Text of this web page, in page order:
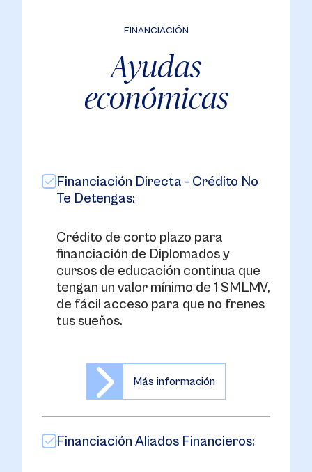
FINANCIACIÓN
Ayudas
económicas
Financiación Directa - Crédito No
Te Detengas:
Crédito de corto plazo para
financiación de Diplomados y
cursos de educación continua que
tengan un valor mínimo de 1 SMLMV,
de fácil acceso para que no frenes
tus sueños.
Más información
Financiación Aliados Financieros: